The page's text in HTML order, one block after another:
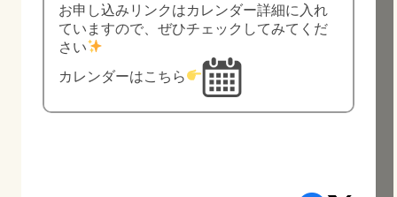
お申し込みリンクはカレンダー詳細に入れ
ていますので、ぜひチェックしてみてくだ
さい
カレンダーはこちら